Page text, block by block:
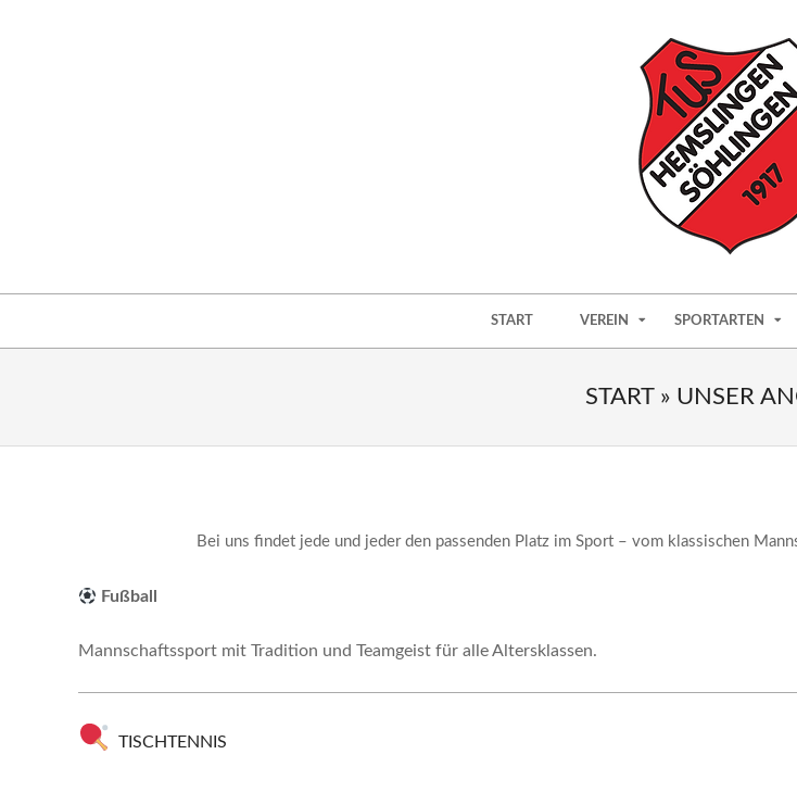
&
START VEREIN SPORTARTEN
START » UNSER
Bei uns findet jede und jeder den passenden Platz im Sport – vom klassischen
Fußball
Mannschaftssport mit Tradition und Teamgeist für alle Altersklassen.
TISCHTENNIS